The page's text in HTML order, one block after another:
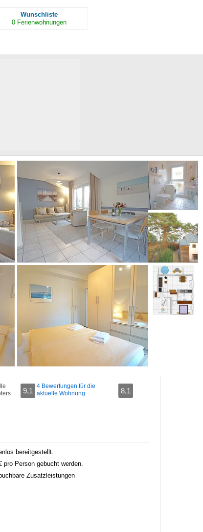
Wunschliste
0 Ferienwohnungen
9,1
4 Bewertungen für die
aktuelle Wohnung
8,1
bereitgestellt.
pro Person gebucht werden.
Zusatzleistungen